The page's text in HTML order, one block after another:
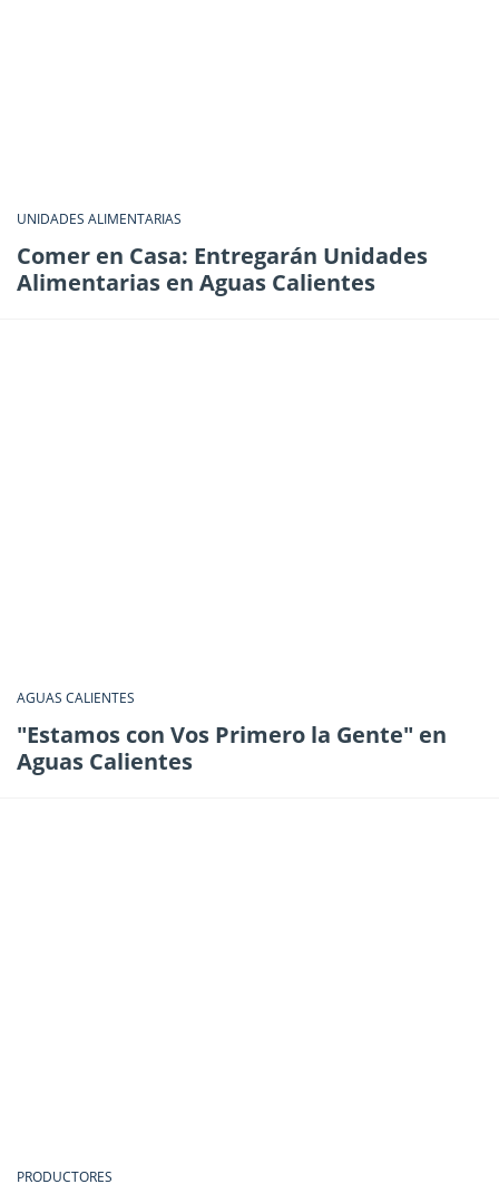
UNIDADES ALIMENTARIAS
Comer en Casa: Entregarán Unidades
Alimentarias en Aguas Calientes
AGUAS CALIENTES
"Estamos con Vos Primero la Gente" en
Aguas Calientes
PRODUCTORES